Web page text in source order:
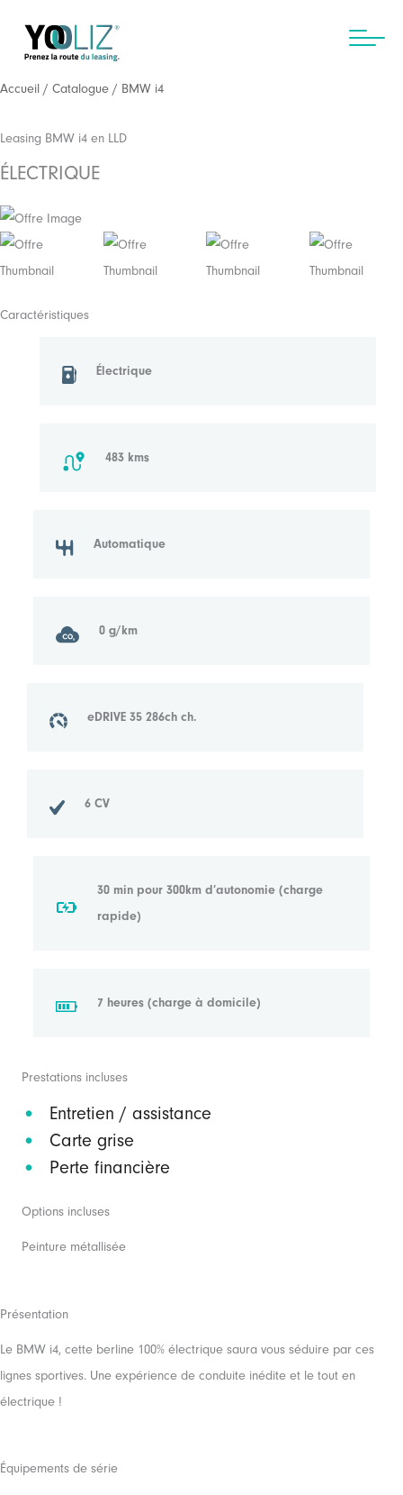
contenu
Accueil / Catalogue / BMW i4
Leasing BMW i4 en LLD
ÉLECTRIQUE
Caractéristiques
Électrique
483 kms
Automatique
0 g/km
eDRIVE 35 286ch ch.
6 CV
30 min pour 300km d’autonomie (charge
rapide)
7 heures (charge à domicile)
Prestations incluses
Entretien / assistance
Carte grise
Perte financière
Options incluses
Peinture métallisée
Présentation
Le BMW i4, cette berline 100% électrique saura vous séduire par ces
lignes sportives. Une expérience de conduite inédite et le tout en
électrique !
Équipements de série